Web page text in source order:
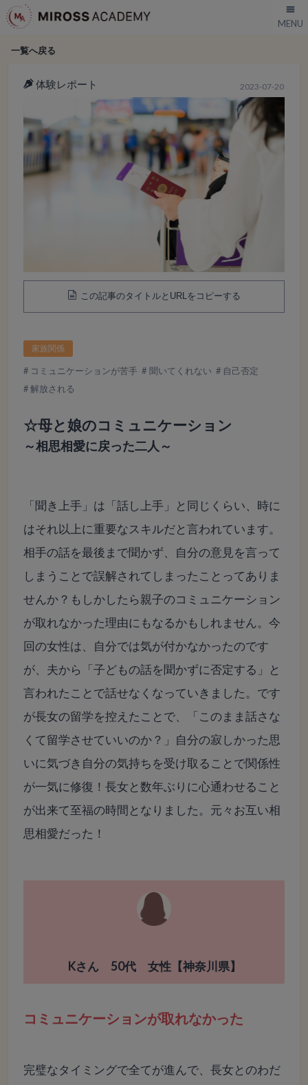
一覧へ戻る
2023-07-20
体験レポート
この記事のタイトルとURLをコピーする
家族関係
コミュニケーションが苦手 聞いてくれない
自己否定
解放される
☆母と娘のコミュニケーション
～相思相愛に戻った二人～
「聞き上手」は「話し上手」と同じくらい、時に
はそれ以上に重要なスキルだと言われています。
相手の話を最後まで聞かず、自分の意見を言って
しまうことで誤解されてしまったことってありま
せんか？もしかしたら親子のコミュニケーション
が取れなかった理由にもなるかもしれません。今
回の女性は、自分では気が付かなかったのです
が、夫から「子どもの話を聞かずに否定する」と
言われたことで話せなくなっていきました。です
が長女の留学を控えたことで、「このまま話さな
くて留学させていいのか？」自分の寂しかった思
いに気づき自分の気持ちを受け取ることで関係性
が一気に修復！長女と数年ぶりに心通わせること
が出来て至福の時間となりました。元々お互い相
思相愛だった！
Kさん 50代 女性【神奈川県】
コミュニケーションが取れなかった
完璧なタイミングで全てが進んで、長女とのわだ